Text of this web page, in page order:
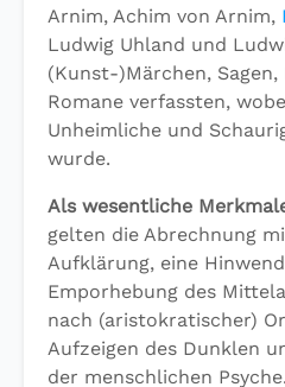
Arnim, Achim von Arnim,
Ludwig Uhland und
(Kunst-)Märchen,
Romane verfassten,
Unheimliche und
wurde.
Als wesentliche
gelten die Abrechnung
Aufklärung, eine
Emporhebung des
nach (aristokratischer)
Aufzeigen des Dunklen
der menschlichen Psyche.